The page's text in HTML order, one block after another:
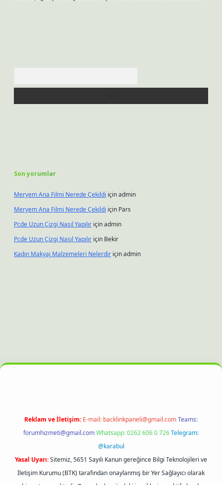
Son yorumlar
Meryem Ana Filmi Nerede Çekildi içinadmin
Meryem Ana Filmi Nerede Çekildi için Pars
Pcde Uzun Çizgi Nasıl Yapılır içinadmin
Pcde Uzun Çizgi Nasıl Yapılır için Bekir
Kadın Makyaj Malzemeleri Nelerdir içinadmin
giriş
Reklam ve İletişim: E-mail: backlinkpaneli@gmail.comTeams:
forumhizmeti@gmail.comWhatsapp: 0262 606 0 726Telegram:
@karabul
Yasal Uyarı:Sitemiz, 5651 Sayılı Kanun gereğince Bilgi Teknolojileri ve
İletişim Kurumu (BTK) tarafından onaylanmış bir Yer Sağlayıcı olarak